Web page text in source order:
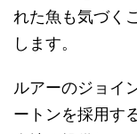
れた魚も気づく
します。
ルアーのジョイ
ートンを採用す